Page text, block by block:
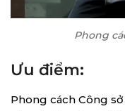
Phong
Ưu điểm:
Phong cách Công